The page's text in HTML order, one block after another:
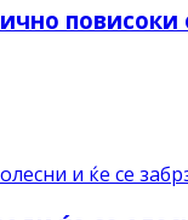
повисоки